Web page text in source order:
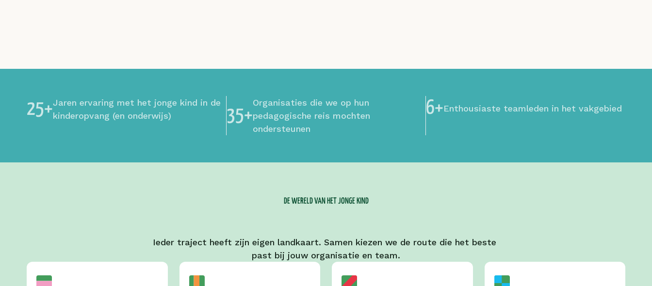
25+Jaren ervaring met het jonge kind in de
kinderopvang (en onderwijs)
35+
Organisaties die we op hun
pedagogische reis mochten
ondersteunen
6+Enthousiaste teamleden in het vakgebied
DE WERELD VAN HET JONGE KIND
Ieder traject heeft zijn eigen landkaart. Samen kiezen we de route die het beste
past bij jouw organisatie en team.